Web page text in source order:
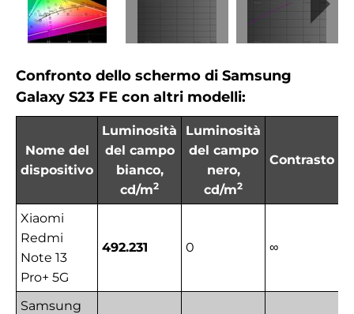
Confronto dello schermo di Samsung
Galaxy S23 FE con altri modelli:
Nome del
dispositivo
Luminosità
del campo
bianco,
cd/m2
Luminosità
del campo
nero,
cd/m2
Contrasto
Xiaomi
Redmi
Note 13
Pro+ 5G
492.231 0 ∞
Samsung